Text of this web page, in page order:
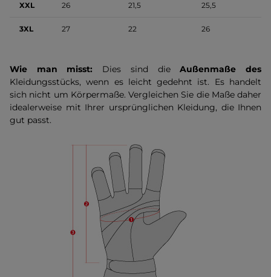
XXL 26 21,5 25,5
3XL 27 22 26
Wie man misst: Dies sind dieAußenmaße des
Kleidungsstücks, wenn es leicht gedehnt ist. Es handelt
sich nicht um Körpermaße. Vergleichen Sie die Maße daher
idealerweise mit Ihrer ursprünglichen Kleidung, die Ihnen
gut passt.